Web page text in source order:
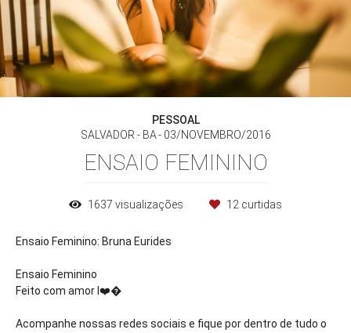
PESSOAL
SALVADOR - BA
03/NOVEMBRO/2016
ENSAIO FEMININO
1637 visualizações 12 curtidas
Ensaio Feminino: Bruna Eurides
Ensaio Feminino
Feito com amor I ❤️�
Acompanhe nossas redes sociais e fique por dentro de tudo o